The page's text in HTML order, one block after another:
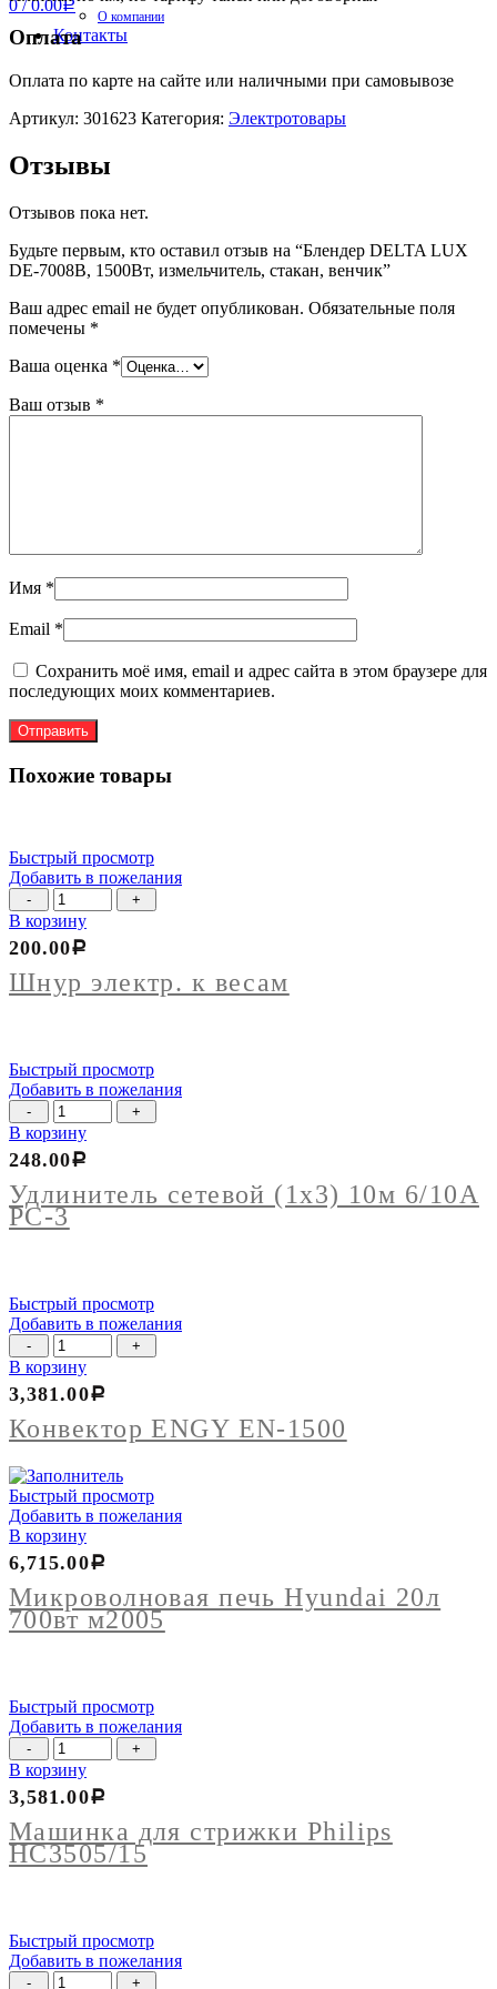
0/ 0.00Р
О компании
Контакты
Оплата
Оплата по карте на сайте или наличными при самовывозе
Артикул: 301623 Категория: Электротовары
Отзывы
Отзывов пока нет.
Будьте первым, кто оставил отзыв на “Блендер DELTA LUX
DE-7008B, 1500Вт, измельчитель, стакан, венчик”
Ваш адрес email не будет опубликован. Обязательные поля
помечены *
Ваша оценка *
Ваш отзыв *
Имя *
Email *
Сохранить моё имя, email и адрес сайта в этом браузере для
последующих моих комментариев.
Похожие товары
Быстрый просмотр
Добавить в пожелания
Количество
товара
Шнур
электр.
к
весам
В корзину
Шнур электр. к весам
200.00Р
Быстрый просмотр
Добавить в пожелания
Количество
товара
Удлинитель
сетевой
(1х3)
10м
6/10А
В корзину
Удлинитель сетевой (1х3) 10м 6/10А
РС-3
248.00Р
Быстрый просмотр
Добавить в пожелания
Количество
товара
Конвектор
ENGY
EN-
1500
В корзину
Конвектор ENGY EN-1500
3,381.00Р
Быстрый просмотр
Добавить в пожелания
В корзину
Микроволновая печь Hyundai 20л
700вт м2005
6,715.00Р
Быстрый просмотр
Добавить в пожелания
Количество
товара
Машинка
для
стрижки
Philips
НС3505/15
В корзину
Машинка для стрижки Philips
НС3505/15
3,581.00Р
Быстрый просмотр
Добавить в пожелания
Количество